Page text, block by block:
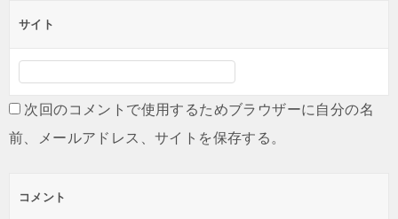
サイト
次回のコメントで使用するためブラウザーに自分の名
前、メールアドレス、サイトを保存する。
コメント